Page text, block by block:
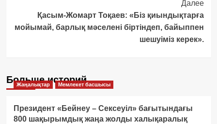
Далее
Қасым-Жомарт Тоқаев: «Біз қиындықтарға
мойымай, барлық мәселені біртіндеп, байыппен
шешуіміз керек».
Больше историй
Жаңалықтар Мемлекет басшысы
Президент «Бейнеу – Сексеуіл» бағытындағы
800 шақырымдық жаңа жолды халықаралық